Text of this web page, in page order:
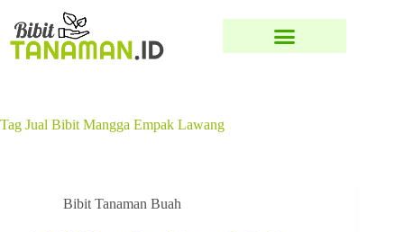
Tag Jual Bibit Mangga Empak Lawang
Bibit Tanaman Buah